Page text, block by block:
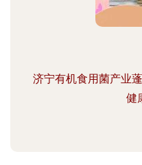
济宁有机食用菌产业
健